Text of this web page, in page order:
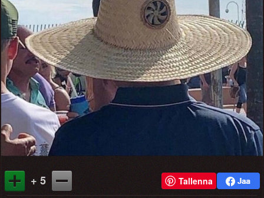
+ 5 Tallenna